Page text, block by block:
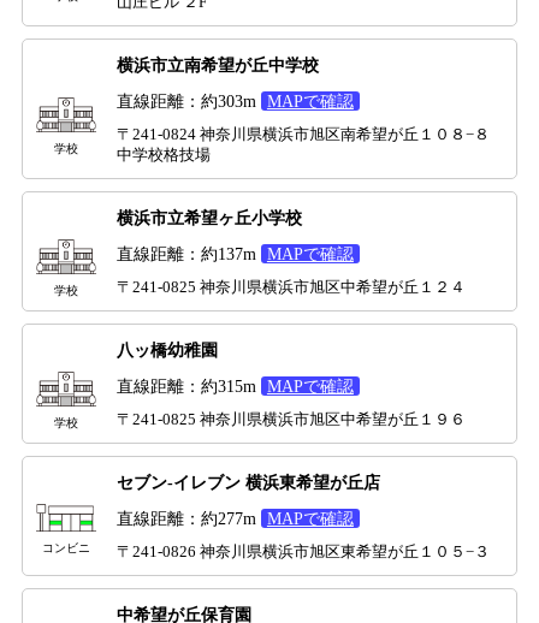
学校
横浜市立南希望が丘中学校
直線距離：約303m
MAPで確認
〒241-0824 神奈川県横浜市旭区南希望が丘１０８−８
中学校格技場
学校
横浜市立希望ヶ丘小学校
直線距離：約137m
MAPで確認
〒241-0825 神奈川県横浜市旭区中希望が丘１２４
学校
八ッ橋幼稚園
直線距離：約315m
MAPで確認
〒241-0825 神奈川県横浜市旭区中希望が丘１９６
コンビニ
セブン-イレブン 横浜東希望が丘店
直線距離：約277m
MAPで確認
〒241-0826 神奈川県横浜市旭区東希望が丘１０５−３
中希望が丘保育園